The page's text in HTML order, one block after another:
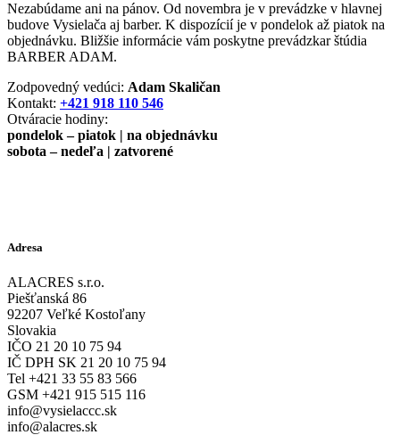
Nezabúdame ani na pánov. Od novembra je v prevádzke v hlavnej
budove Vysielača aj barber. K dispozícií je v pondelok až piatok na
objednávku. Bližšie informácie vám poskytne prevádzkar štúdia
BARBER ADAM.
Zodpovedný vedúci: Adam Skaličan
Kontakt: +421 918 110 546
Otváracie hodiny:
pondelok – piatok | na objednávku
sobota – nedeľa | zatvorené
Adresa
ALACRES s.r.o.
Piešťanská 86
92207 Veľké Kostoľany
Slovakia
IČO 21 20 10 75 94
IČ DPH SK 21 20 10 75 94
Tel +421 33 55 83 566
GSM +421 915 515 116
info@vysielaccc.sk
info@alacres.sk